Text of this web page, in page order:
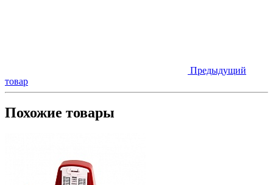
Предыдущий
товар
Похожие товары